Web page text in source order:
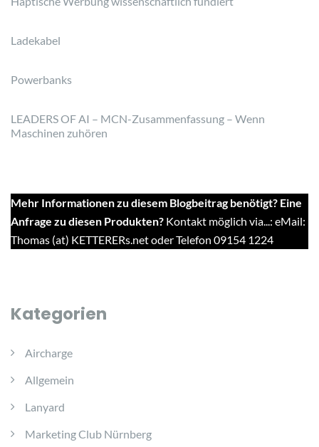
Ladekabel
Powerbanks
LEADERS OF AI – MCN-Zusammenfassung – Wenn
Maschinen zuhören
Mehr Informationen zu diesem Blogbeitrag benötigt? Eine
Anfrage zu diesen Produkten? Kontakt möglich via...: eMail:
Thomas (at) KETTERERs.net oder Telefon 09154 1224
Kategorien
Aircharge
Allgemein
Lanyard
Marketing Club Nürnberg